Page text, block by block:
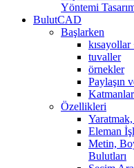
Yöntemi
BulutCAD
Başlarken
tuvaller
örnekler
Paylaşın
Özellikleri
Eleman
Metin,
Bulutları